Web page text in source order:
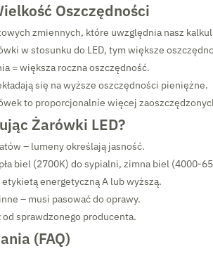
Oszczędności
zmiennych, które uwzględnia nasz
w stosunku do LED, tym większe
= większa roczna oszczędność.
się na wyższe oszczędności pieniężne.
to proporcjonalnie więcej
Żarówki LED?
– lumeny określają jasność.
biel (2700K) do sypialni, zimna biel (4000-
energetyczną A lub wyższą.
– musi pasować do oprawy.
od sprawdzonego producenta.
(FAQ)